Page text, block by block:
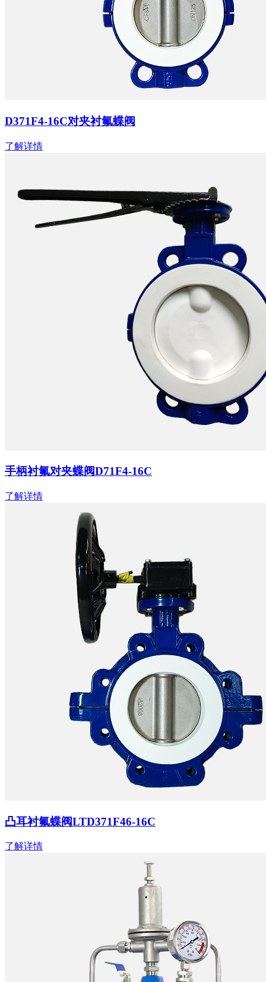
D371F4-16C对夹衬氟蝶阀
了解详情
手柄衬氟对夹蝶阀D71F4-16C
了解详情
凸耳衬氟蝶阀LTD371F46-16C
了解详情